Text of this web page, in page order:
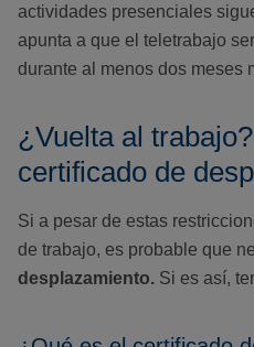
actividades presenciales
apunta a que el teletrabajo
durante al menos dos meses
¿Vuelta al
certificado de
Si a pesar de estas
de trabajo, es probable que
desplazamiento. Si es así,